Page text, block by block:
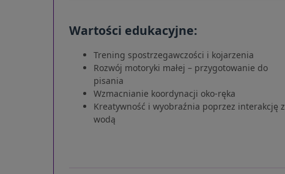
Wartości edukacyjne:
Trening spostrzegawczości i kojarzenia
Rozwój motoryki małej – przygotowanie do
pisania
Wzmacnianie koordynacji oko-ręka
Kreatywność i wyobraźnia poprzez interakcję z
wodą